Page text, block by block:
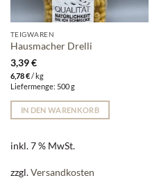
TEIGWAREN
Hausmacher Drelli
3,39€
6,78€/kg
Liefermenge: 500 g
IN DEN WARENKORB
inkl. 7 % MwSt.
zzgl.Versandkosten